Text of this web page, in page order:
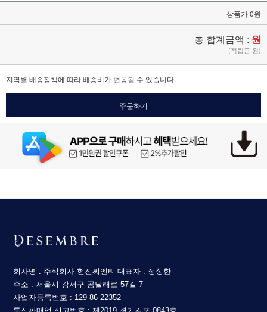
상품가 0원
총 합계금액 : 원
(적립금 원)
지역별 배송정책에 따라 배송비가 변동될 수 있습니다.
주문하기
회사명 : 주식회사 현진씨엔티 대표자 : 정성한
주소 : 서울시 강서구 곰달래로 57길 7
사업자등록번호 : 129-86-22352